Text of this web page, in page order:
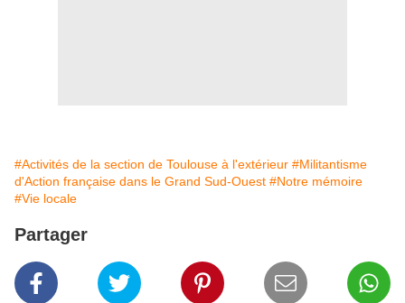
#Activités de la section de Toulouse à l'extérieur #Militantisme
d'Action française dans le Grand Sud-Ouest #Notre mémoire
#Vie locale
Partager